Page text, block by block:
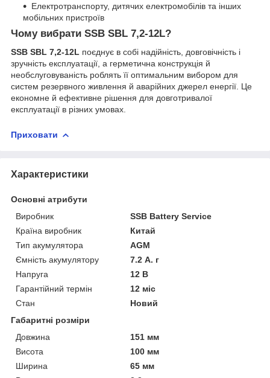
Електротранспорту, дитячих електромобілів та інших
мобільних пристроїв
Чому вибрати SSB SBL 7,2-12L?
SSB SBL 7,2-12L поєднує в собі надійність, довговічність і
зручність експлуатації, а герметична конструкція й
необслуговуваність роблять її оптимальним вибором для
систем резервного живлення й аварійних джерел енергії. Це
економне й ефективне рішення для довготривалої
експлуатації в різних умовах.
Приховати
Характеристики
Основні атрибути
Виробник
SSB Battery Service
Країна виробник
Китай
Тип акумулятора
AGM
Ємність акумулятору
7.2 А. г
Напруга
12 В
Гарантійний термін
12 міс
Стан
Новий
Габаритні розміри
Довжина
151 мм
Висота
100 мм
Ширина
65 мм